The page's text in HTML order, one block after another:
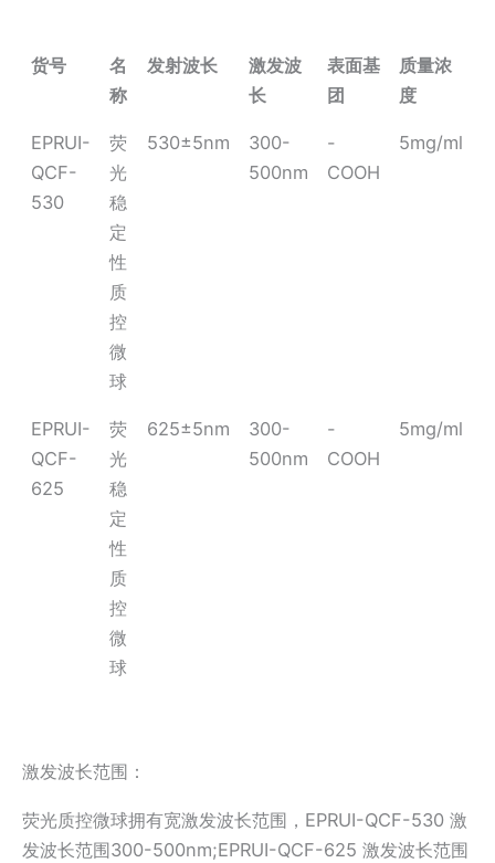
货号
名
称
发射波长
激发波
长
表面基
团
质量浓
度
EPRUI-
QCF-
530
荧
光
稳
定
性
质
控
微
球
530±5nm
300-
500nm
-
COOH
5mg/ml
EPRUI-
QCF-
625
荧
光
稳
定
性
质
控
微
球
625±5nm
300-
500nm
-
COOH
5mg/ml
激发波长范围：
荧光质控微球拥有宽激发波长范围，EPRUI-QCF-530 激
发波长范围300-500nm;EPRUI-QCF-625 激发波长范围